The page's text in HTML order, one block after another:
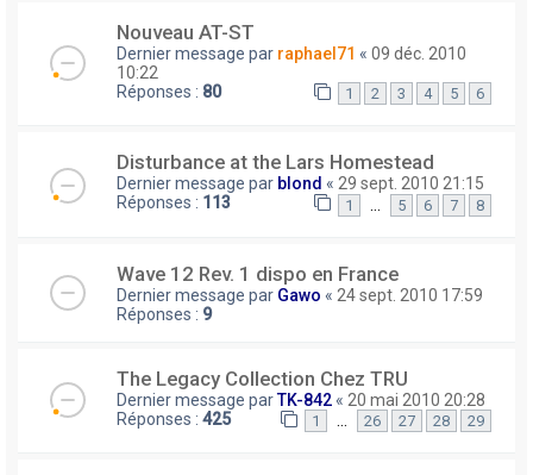
Nouveau AT-ST
Dernier message par raphael71 « 09 déc. 2010
10:22
Réponses : 80 1 2 3 4 5 6
Disturbance at the Lars Homestead
Dernier message par blond « 29 sept. 2010 21:15
Réponses : 113 1 5 6 7 8
Wave 12 Rev. 1 dispo en France
Dernier message par Gawo « 24 sept. 2010 17:59
Réponses : 9
The Legacy Collection Chez TRU
Dernier message parTK-842 « 20 mai 2010 20:28
Réponses : 425 1 26 27 28 29